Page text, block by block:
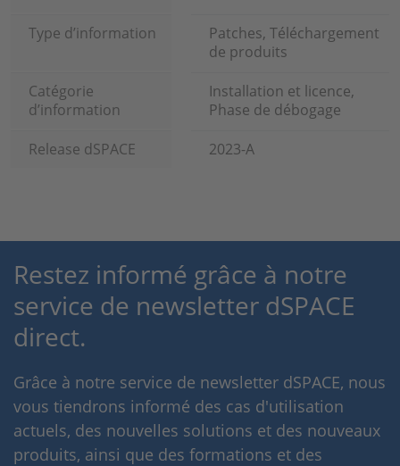
Type d’information
Patches, Téléchargement
de produits
Catégorie
d’information
Installation et licence,
Phase de débogage
Release dSPACE
2023-A
Restez informé grâce à notre
service de newsletter dSPACE
direct.
Grâce à notre service de newsletter dSPACE, nous
vous tiendrons informé des cas d'utilisation
actuels, des nouvelles solutions et des nouveaux
produits, ainsi que des formations et des